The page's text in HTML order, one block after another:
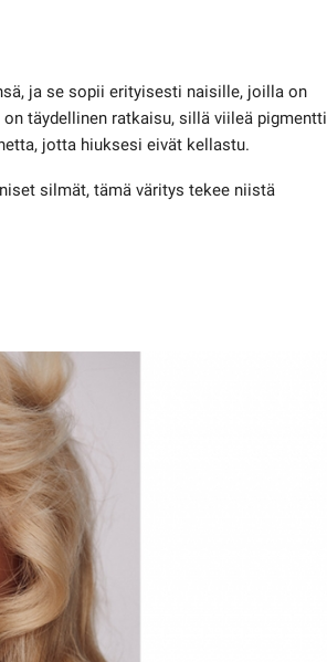
ja se sopii erityisesti naisille, joilla on
täydellinen ratkaisu, sillä viileä pigmentti
jotta hiuksesi eivät kellastu.
silmät, tämä väritys tekee niistä